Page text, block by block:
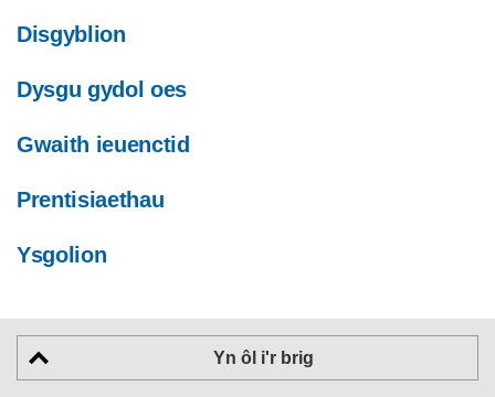
Disgyblion
Dysgu gydol oes
Gwaith ieuenctid
Prentisiaethau
Ysgolion
Yn ôl i'r brig